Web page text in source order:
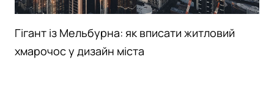
Гігант із Мельбурна: як вписати житловий
хмарочос у дизайн міста